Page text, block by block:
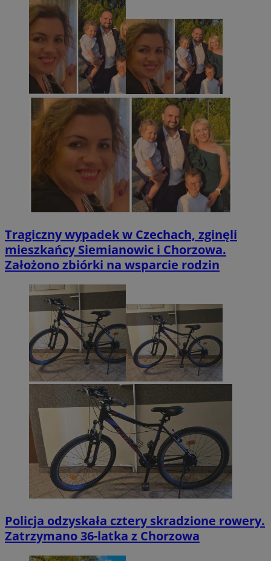
Tragiczny wypadek w Czechach, zginęli
mieszkańcy Siemianowic i Chorzowa.
Założono zbiórki na wsparcie rodzin
Policja odzyskała cztery skradzione rowery.
Zatrzymano 36-latka z Chorzowa